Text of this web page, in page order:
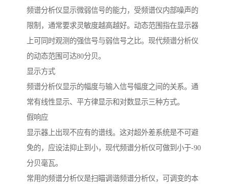
频谱分析仪显示微弱信号的能力，受频谱仪内部噪声的
限制，通常要求灵敏度越高越好。动态范围指在显示器
上可同时观测的强信号与弱信号之比。现代频谱分析仪
的动态范围可达80分贝。
显示方式
频谱分析仪显示的幅度与输入信号幅度之间的关系。通
常有线性显示、平方律显示和对数显示三种方式。
假响应
显示器上出现不应有的谱线。这对超外差系统是不可避
免的，应设法抑止到小，现代频谱分析仪可做到小于-90
分贝毫瓦。
常用的频谱分析仪是扫瞄调谐频谱分析仪，可调变的本